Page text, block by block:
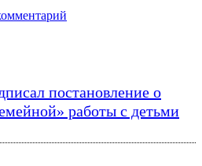
постановление о
работы с детьми